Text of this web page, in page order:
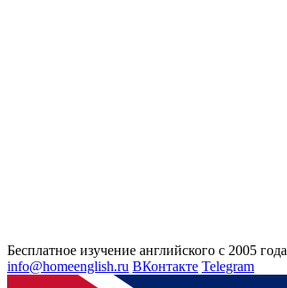
Бесплатное изучение английского с 2005 года
info@homeenglish.ru ВКонтакте Telegram